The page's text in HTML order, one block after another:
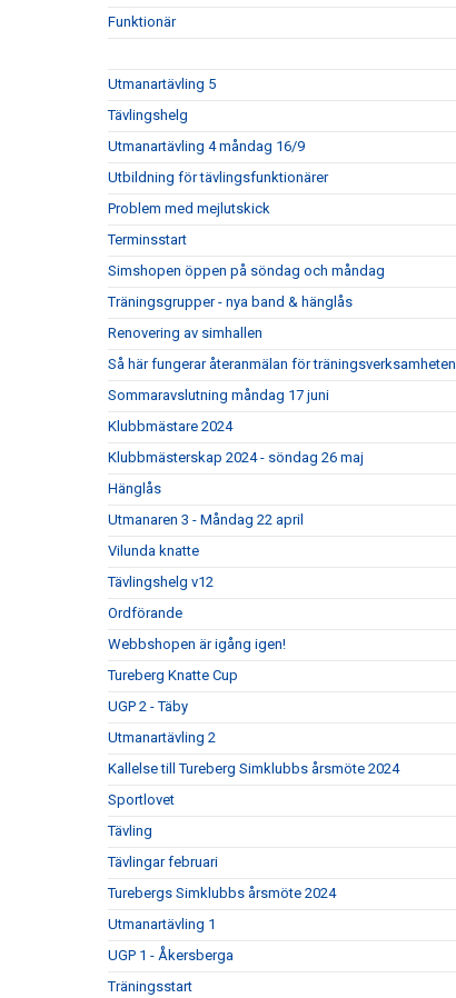
Funktionär
Utmanartävling 5
Tävlingshelg
Utmanartävling 4 måndag 16/9
Utbildning för tävlingsfunktionärer
Problem med mejlutskick
Terminsstart
Simshopen öppen på söndag och måndag
Träningsgrupper - nya band & hänglås
Renovering av simhallen
Så här fungerar återanmälan för träningsverksamheten
Sommaravslutning måndag 17 juni
Klubbmästare 2024
Klubbmästerskap 2024 - söndag 26 maj
Hänglås
Utmanaren 3 - Måndag 22 april
Vilunda knatte
Tävlingshelg v12
Ordförande
Webbshopen är igång igen!
Tureberg Knatte Cup
UGP 2 - Täby
Utmanartävling 2
Kallelse till Tureberg Simklubbs årsmöte 2024
Sportlovet
Tävling
Tävlingar februari
Turebergs Simklubbs årsmöte 2024
Utmanartävling 1
UGP 1 - Åkersberga
Träningsstart